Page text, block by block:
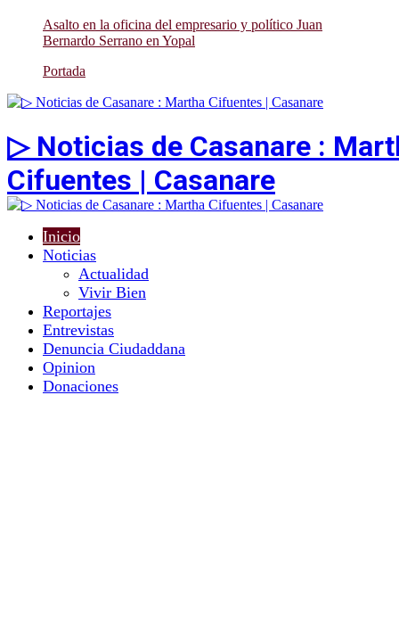
Asalto en la oficina del empresario y político Juan
Bernardo Serrano en Yopal
Portada